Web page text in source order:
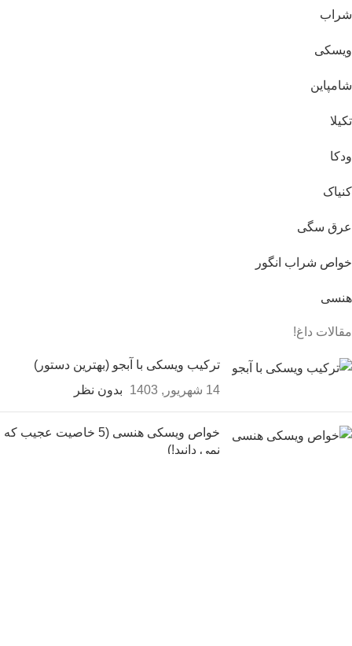
شراب
ویسکی
شامپاین
تکیلا
ودکا
کنیاک
عرق سگی
خواص شراب انگور
هنسی
مقالات داغ!
ترکیب ویسکی با آبجو (بهترین دستور)
14 شهریور, 1403
بدون نظر
خواص ویسکی هنسی (5 خاصیت عجیب که
نمی دانید!)